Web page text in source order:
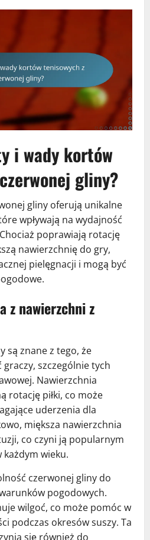
i wady kortów
gliny?
gliny oferują unikalne
wpływają na wydajność
poprawiają rotację
nawierzchnię do gry,
pielęgnacji i mogą być
z nawierzchni z
są znane z tego, że
szczególnie tych
Nawierzchnia
rotację piłki, co może
uderzenia dla
miększa nawierzchnia
co czyni ją popularnym
wieku.
czerwonej gliny do
pogodowych.
wilgoć, co może pomóc w
podczas okresów suszy. Ta
się również do